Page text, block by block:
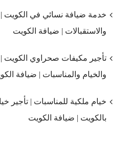
خدمة ضيافة نسائي في الكويت |
والاستقبالات | ضيافة الكويت
تأجير مكيفات صحراوي الكويت |
والخيام والمناسبات | ضيافة
خيام ملكية للمناسبات | تأجير
بالكويت | ضيافة الكويت